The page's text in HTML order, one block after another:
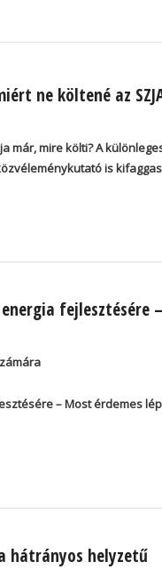
ne költené az
már, mire költi? A
is
fejlesztésére –
– Most érdemes
hátrányos helyzetű